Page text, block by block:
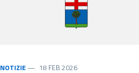
NOTIZIE 18 FEB 2026